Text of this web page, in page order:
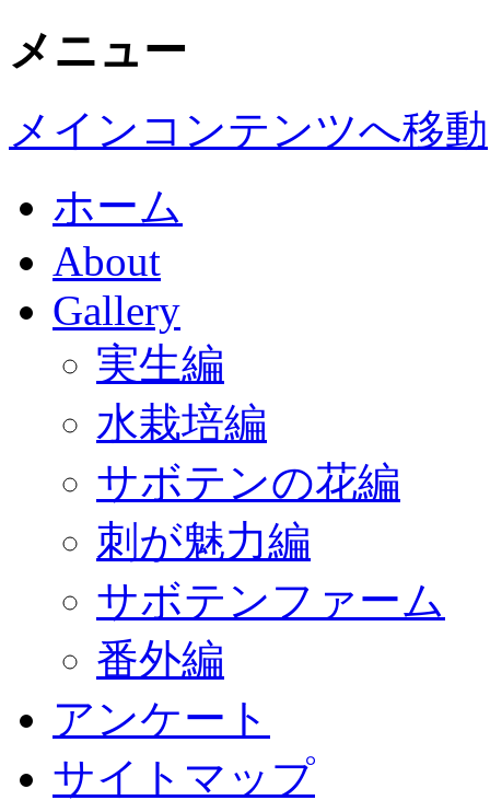
メニュー
メインコンテンツへ移動
ホーム
About
Gallery
実生編
水栽培編
サボテンの花編
刺が魅力編
サボテンファーム
番外編
アンケート
サイトマップ